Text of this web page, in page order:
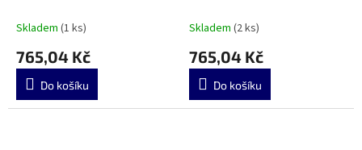
Skladem (1 ks)
765,04 Kč
Do košíku
Skladem (2 ks)
765,04 Kč
Do košíku